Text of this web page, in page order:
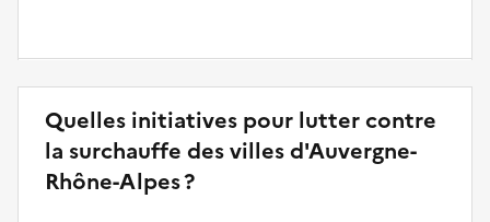
Quelles initiatives pour lutter contre
la surchauffe des villes d'Auvergne-
Rhône-Alpes ?